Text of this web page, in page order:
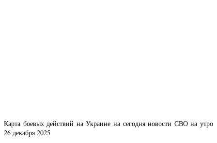
Карта боевых действий на Украине на сегодня новости СВО на утро
26 декабря 2025